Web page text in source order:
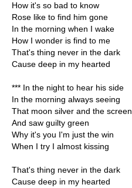
How it's so bad to know
Rose like to find him gone
In the morning when I wake
How I wonder is find to me
That's thing never in the dark
Cause deep in my hearted
*** In the night to hear his side
In the morning always seeing
That moon silver and the screen
And saw guilty green
Why it's you I'm just the win
When I try I almost kissing
That's thing never in the dark
Cause deep in my hearted